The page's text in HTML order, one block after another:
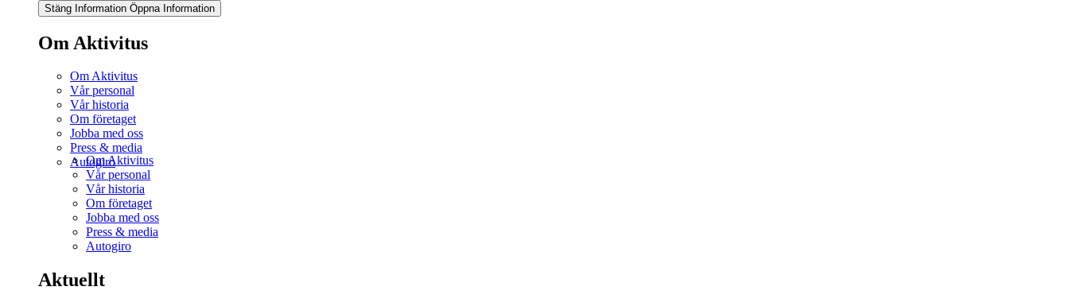
Stäng Information Öppna Information
Om Aktivitus
Om Aktivitus
Vår personal
Vår historia
Om företaget
Jobba med oss
Press & media
Autogiro
Om Aktivitus
Vår personal
Vår historia
Om företaget
Jobba med oss
Press & media
Autogiro
Aktuellt